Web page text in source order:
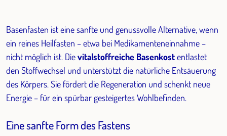
Basenfasten ist eine sanfte und genussvolle Alternative, wenn
ein reines Heilfasten – etwa bei Medikamenteneinnahme –
nicht möglich ist. Dievitalstoffreiche Basenkostentlastet
den Stoffwechsel und unterstützt die natürliche Entsäuerung
des Körpers. Sie fördert die Regeneration und schenkt neue
Energie – für ein spürbar gesteigertes Wohlbefinden.
Eine sanfte Form des Fastens